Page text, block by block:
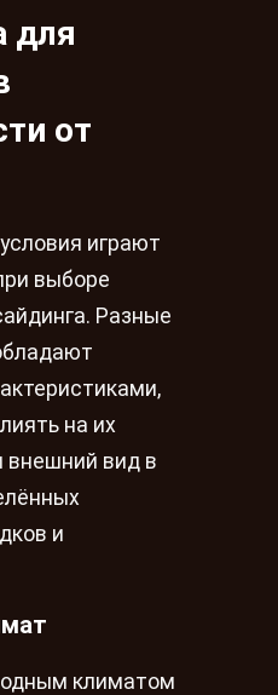
для
от
играют
выборе
Разные
на их
внешний вид в
и
климатом